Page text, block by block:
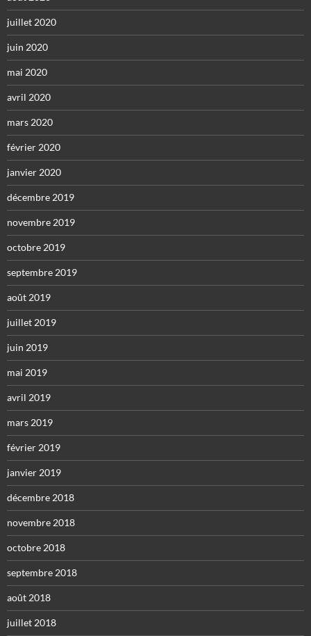
juillet 2020
juin 2020
mai 2020
avril 2020
mars 2020
février 2020
janvier 2020
décembre 2019
novembre 2019
octobre 2019
septembre 2019
août 2019
juillet 2019
juin 2019
mai 2019
avril 2019
mars 2019
février 2019
janvier 2019
décembre 2018
novembre 2018
octobre 2018
septembre 2018
août 2018
juillet 2018